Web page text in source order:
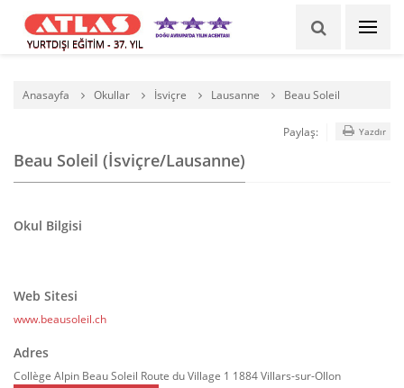
YURTDIŞI EĞİTİM - 37. YIL
Anasayfa Okullar İsviçre Lausanne Beau Soleil
Beau Soleil (İsviçre/Lausanne)
Paylaş: Yazdır
Okul Bilgisi
Web Sitesi
www.beausoleil.ch
Adres
Collège Alpin Beau Soleil Route du Village 1 1884 Villars-sur-Ollon